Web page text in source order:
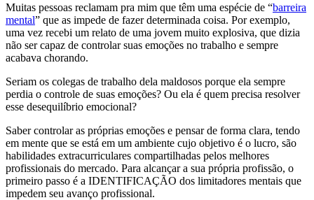
Muitas pessoas reclamam pra mim que têm uma espécie de “barreira
mental” que as impede de fazer determinada coisa. Por exemplo,
uma vez recebi um relato de uma jovem muito explosiva, que dizia
não ser capaz de controlar suas emoções no trabalho e sempre
acabava chorando.
Seriam os colegas de trabalho dela maldosos porque ela sempre
perdia o controle de suas emoções? Ou ela é quem precisa resolver
esse desequilíbrio emocional?
Saber controlar as próprias emoções e pensar de forma clara, tendo
em mente que se está em um ambiente cujo objetivo é o lucro, são
habilidades extracurriculares compartilhadas pelos melhores
profissionais do mercado. Para alcançar a sua própria profissão, o
primeiro passo é a IDENTIFICAÇÃO dos limitadores mentais que
impedem seu avanço profissional.